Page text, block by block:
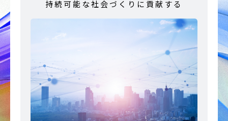
持続可能な社会づくりに貢献する